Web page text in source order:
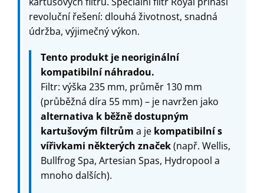
revoluční řešení: dlouhá životnost, snadná
údržba, výjimečný výkon.
Tento produkt je neoriginální
kompatibilní náhradou.
Filtr: výška 235 mm, průměr 130 mm
(průběžná díra 55 mm) – je navržen jako
alternativa k běžně dostupným
kartušovým filtrům a je kompatibilní s
vířivkami některých značek(např. Wellis,
Bullfrog Spa, Artesian Spas, Hydropool a
mnoho dalších).